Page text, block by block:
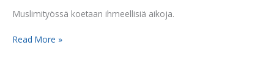
Muslimityössä koetaan ihmeellisiä aikoja.
Read More »